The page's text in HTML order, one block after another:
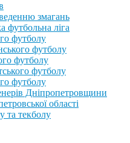
змагань
футбольна ліга
футболу
футболу
футболу
футболу
футболу
Дніпропетровщини
області
та текболу